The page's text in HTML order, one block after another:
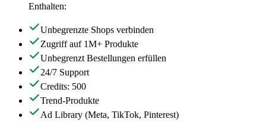
Enthalten:
Unbegrenzte Shops verbinden
Zugriff auf 1M+ Produkte
Unbegrenzt Bestellungen erfüllen
24/7 Support
Credits: 500
Trend-Produkte
Ad Library (Meta, TikTok, Pinterest)